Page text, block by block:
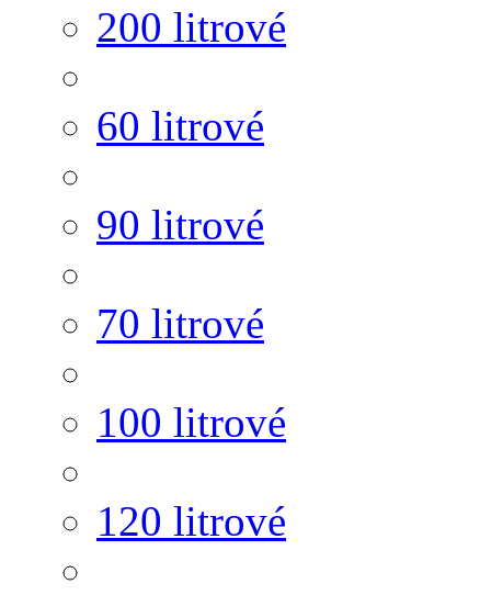
200 litrové
60 litrové
90 litrové
70 litrové
100 litrové
120 litrové